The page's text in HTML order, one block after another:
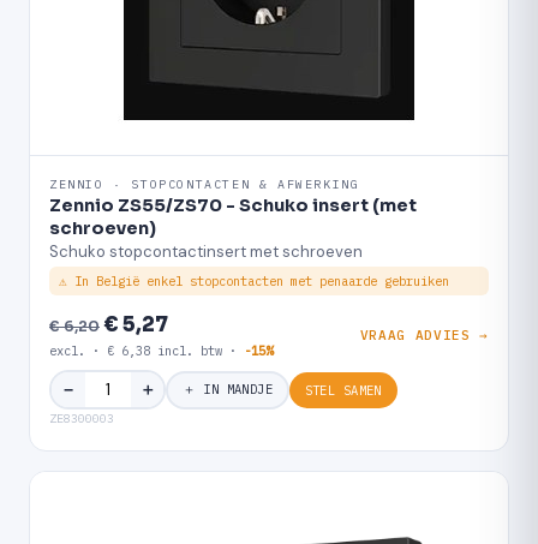
ZENNIO · STOPCONTACTEN & AFWERKING
Zennio ZS55/ZS70 - Schuko insert (met
schroeven)
Schuko stopcontactinsert met schroeven
⚠ In België enkel stopcontacten met penaarde gebruiken
€ 6,20€ 5,27
excl. · € 6,38 incl. btw · -15%
VRAAG ADVIES →
− ＋ ＋ IN MANDJE STEL SAMEN
ZE8300003